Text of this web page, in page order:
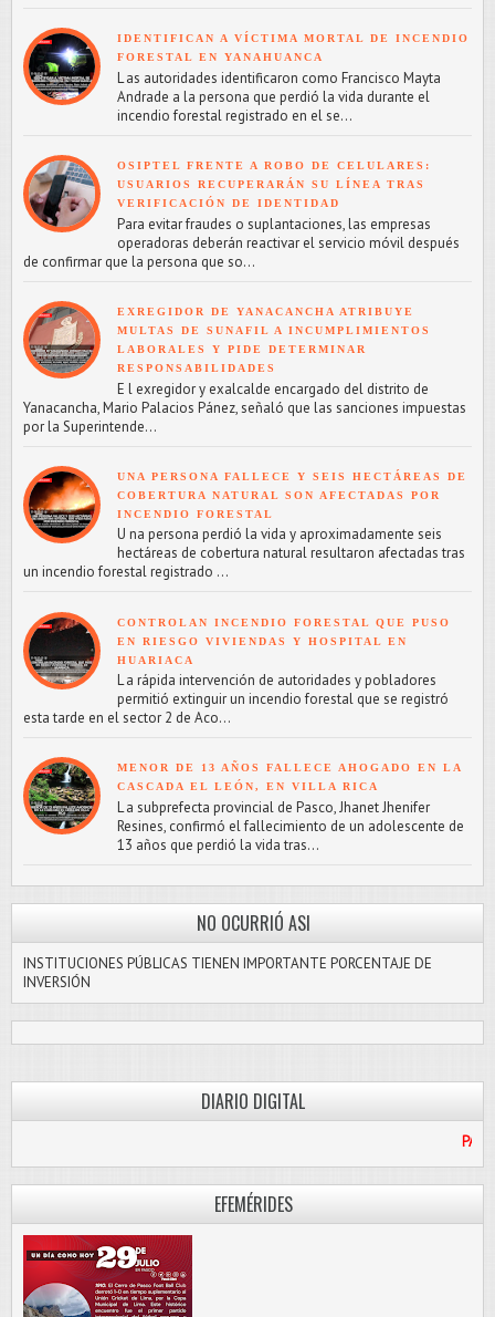
IDENTIFICAN A VÍCTIMA MORTAL DE INCENDIO
FORESTAL EN YANAHUANCA
L as autoridades identificaron como Francisco Mayta
Andrade a la persona que perdió la vida durante el
incendio forestal registrado en el se...
OSIPTEL FRENTE A ROBO DE CELULARES:
USUARIOS RECUPERARÁN SU LÍNEA TRAS
VERIFICACIÓN DE IDENTIDAD
Para evitar fraudes o suplantaciones, las empresas
operadoras deberán reactivar el servicio móvil después
de confirmar que la persona que so...
EXREGIDOR DE YANACANCHA ATRIBUYE
MULTAS DE SUNAFIL A INCUMPLIMIENTOS
LABORALES Y PIDE DETERMINAR
RESPONSABILIDADES
E l exregidor y exalcalde encargado del distrito de
Yanacancha, Mario Palacios Pánez, señaló que las sanciones impuestas
por la Superintende...
UNA PERSONA FALLECE Y SEIS HECTÁREAS DE
COBERTURA NATURAL SON AFECTADAS POR
INCENDIO FORESTAL
U na persona perdió la vida y aproximadamente seis
hectáreas de cobertura natural resultaron afectadas tras
un incendio forestal registrado ...
CONTROLAN INCENDIO FORESTAL QUE PUSO
EN RIESGO VIVIENDAS Y HOSPITAL EN
HUARIACA
L a rápida intervención de autoridades y pobladores
permitió extinguir un incendio forestal que se registró
esta tarde en el sector 2 de Aco...
MENOR DE 13 AÑOS FALLECE AHOGADO EN LA
CASCADA EL LEÓN, EN VILLA RICA
L a subprefecta provincial de Pasco, Jhanet Jhenifer
Resines, confirmó el fallecimiento de un adolescente de
13 años que perdió la vida tras...
NO OCURRIÓ ASI
INSTITUCIONES PÚBLICAS TIENEN IMPORTANTE PORCENTAJE DE
INVERSIÓN
DIARIO DIGITAL
EFEMÉRIDES